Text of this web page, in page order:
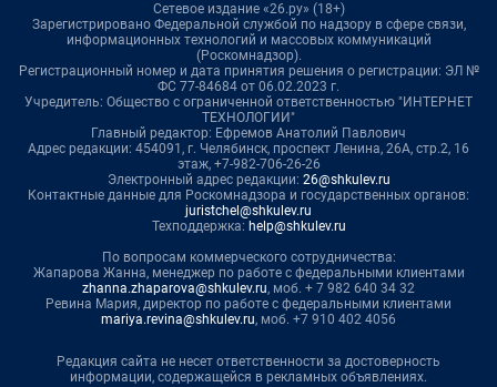
Сетевое издание «26.ру» (18+)
Зарегистрировано Федеральной службой по надзору в сфере связи,
информационных технологий и массовых коммуникаций
(Роскомнадзор).
Регистрационный номер и дата принятия решения о регистрации: ЭЛ №
ФС 77-84684 от 06.02.2023 г.
Учредитель: Общество с ограниченной ответственностью "ИНТЕРНЕТ
ТЕХНОЛОГИИ"
Главный редактор: Ефремов Анатолий Павлович
Адрес редакции: 454091, г. Челябинск, проспект Ленина, 26А, стр.2, 16
этаж, +7-982-706-26-26
Электронный адрес редакции: 26@shkulev.ru
Контактные данные для Роскомнадзора и государственных органов:
juristchel@shkulev.ru
Техподдержка: help@shkulev.ru
По вопросам коммерческого сотрудничества:
Жапарова Жанна, менеджер по работе с федеральными клиентами
zhanna.zhaparova@shkulev.ru, моб. + 7 982 640 34 32
Ревина Мария, директор по работе с федеральными клиентами
mariya.revina@shkulev.ru, моб. +7 910 402 4056
Редакция сайта не несет ответственности за достоверность
информации, содержащейся в рекламных объявлениях.